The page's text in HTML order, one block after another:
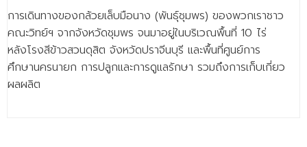
- - อาชีวอนามัยและความปลอดภัย
- - อนามัยสิ่งแวดล้อมและสาธารณภัย
- - วิทยาศาสตร์การแพทย์
การเดินทางของกล้วยเล็บมือนาง (พันธุ์ชุมพร) ของพวกเราชาว
คณะวิทย์ฯ จากจังหวัดชุมพร จนมาอยู่ในบริเวณพื้นที่ 10 ไร่
หลังโรงสีข้าวสวนดุสิต จังหวัดปราจีนบุรี และพื้นที่ศูนย์การ
ศึกษานครนายก การปลูกและการดูแลรักษา รวมถึงการเก็บเกี่ยว
ผลผลิต